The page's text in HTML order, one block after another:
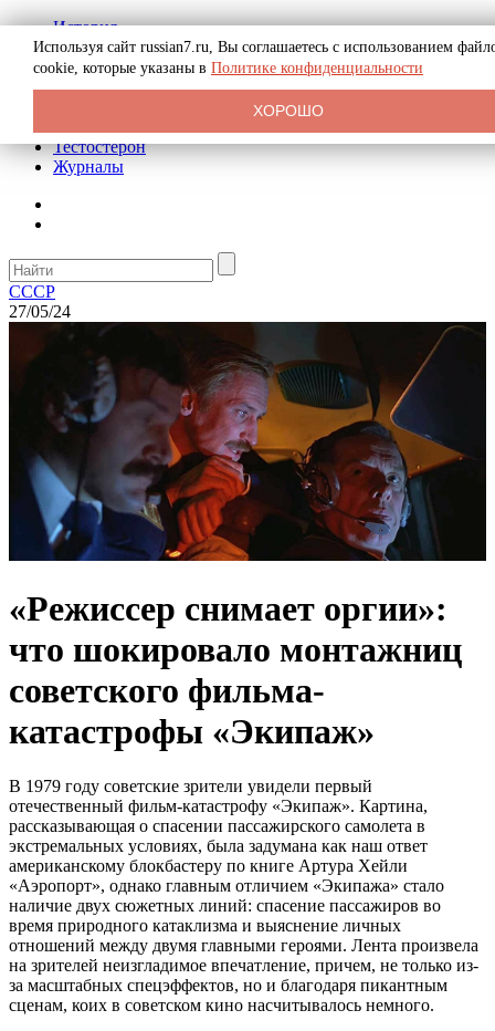
История
Биография
Криминал
Реклама на сайте
Тестостерон
Журналы
СССР
27/05/24
«Режиссер снимает оргии»:
что шокировало монтажниц
советского фильма-
катастрофы «Экипаж»
В 1979 году советские зрители увидели первый
отечественный фильм-катастрофу «Экипаж». Картина,
рассказывающая о спасении пассажирского самолета в
экстремальных условиях, была задумана как наш ответ
американскому блокбастеру по книге Артура Хейли
«Аэропорт», однако главным отличием «Экипажа» стало
наличие двух сюжетных линий: спасение пассажиров во
время природного катаклизма и выяснение личных
отношений между двумя главными героями. Лента произвела
на зрителей неизгладимое впечатление, причем, не только из-
за масштабных спецэффектов, но и благодаря пикантным
сценам, коих в советском кино насчитывалось немного.
Используя сайт russian7.ru, Вы соглашаетесь с использованием
cookie, которые указаны в Политике конфиденциальности
ХОРОШО